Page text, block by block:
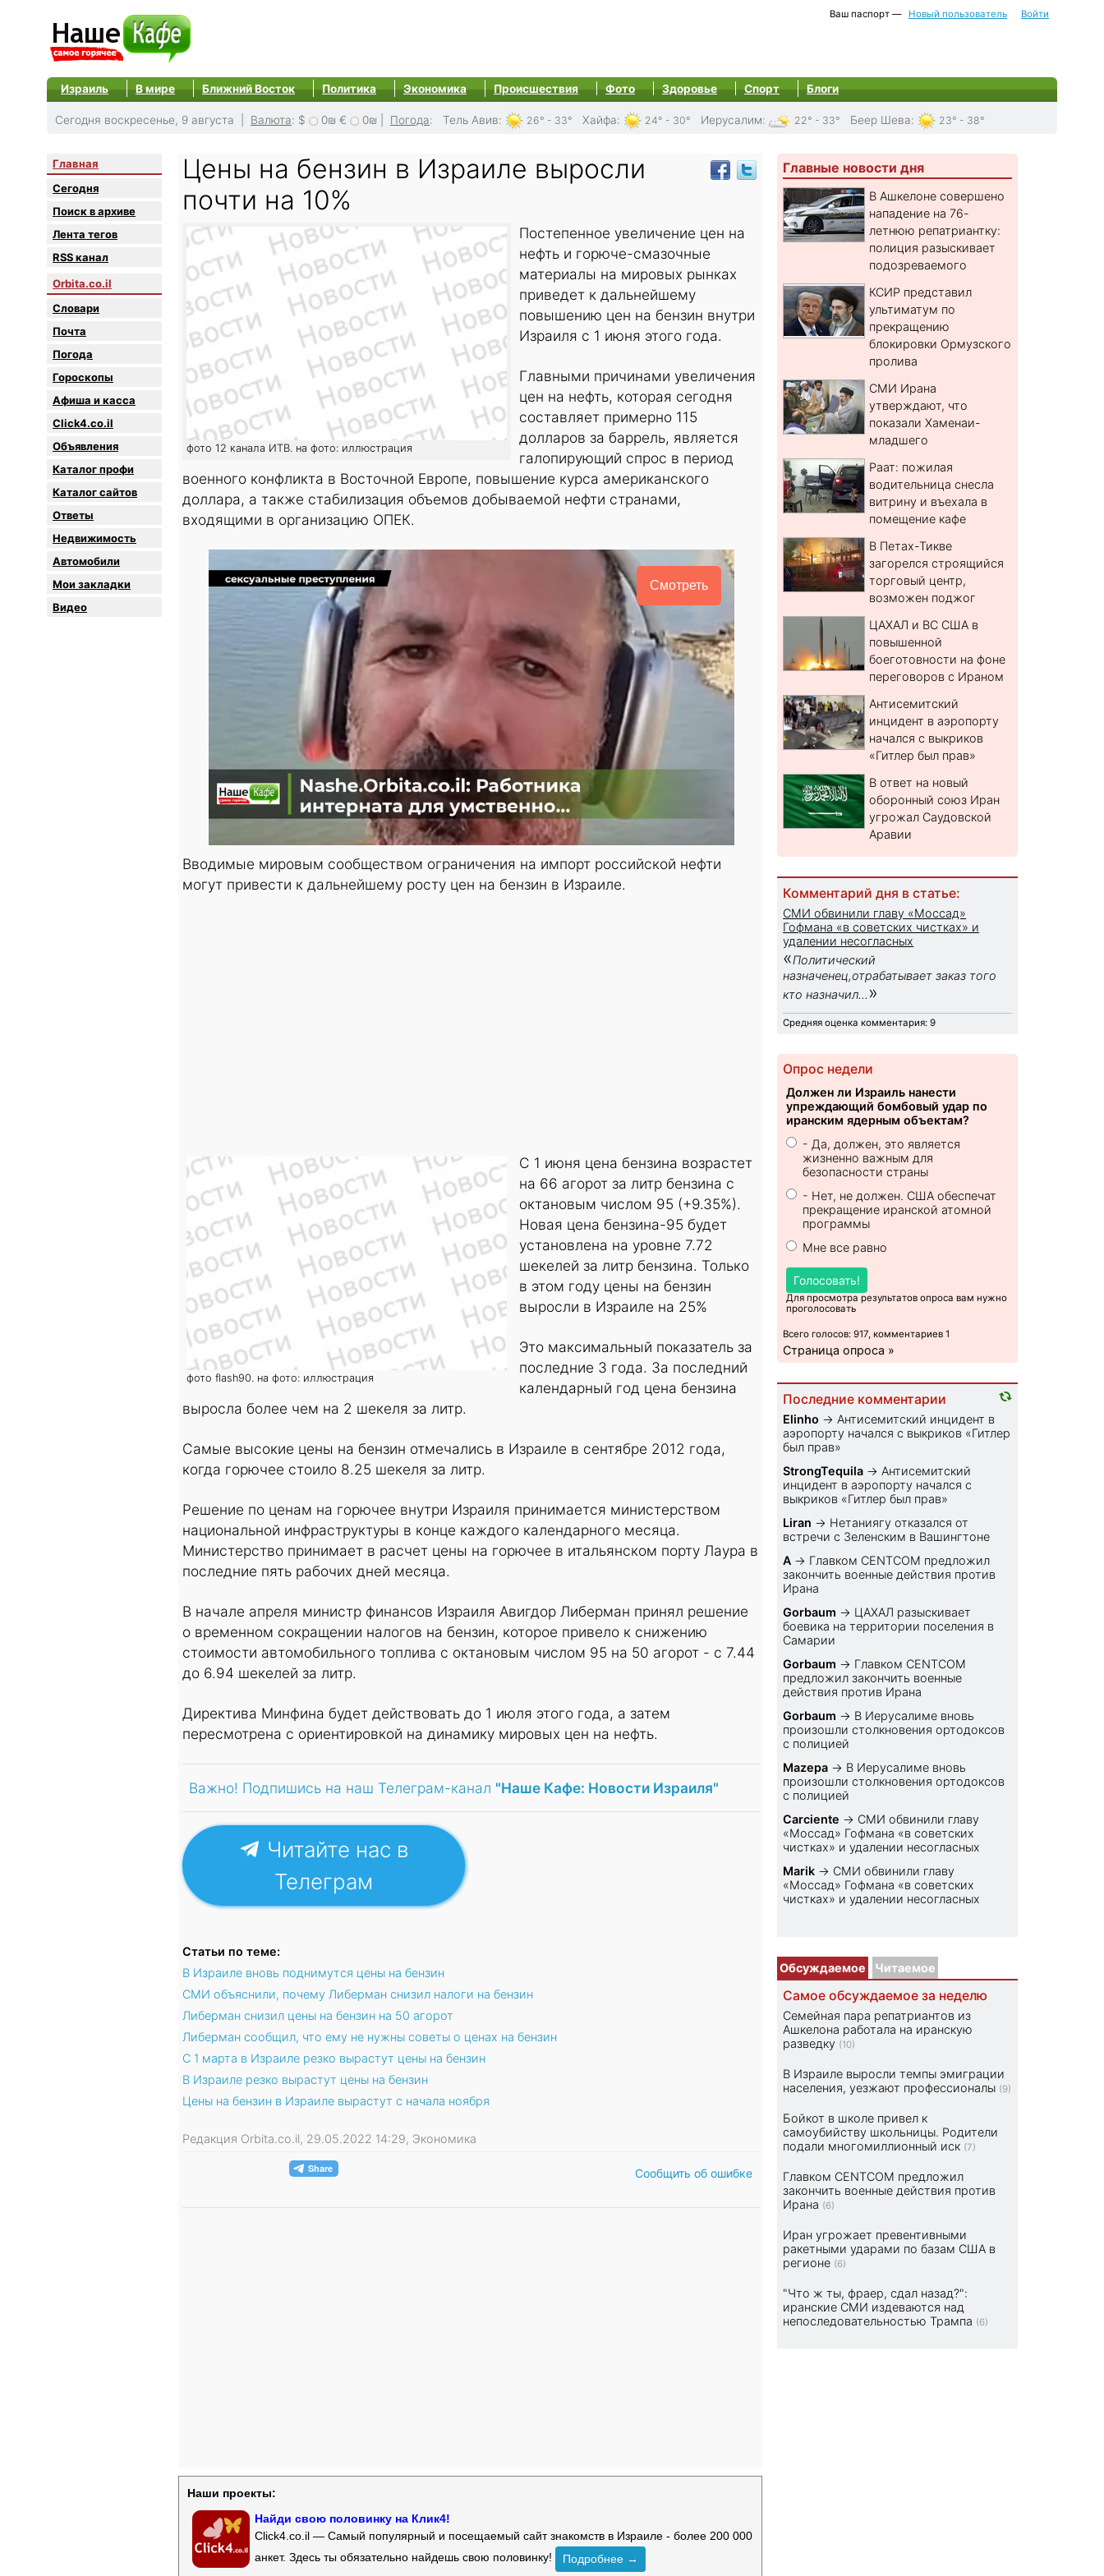
Ваш паспорт — Новый пользователь Войти
Израиль В мире Ближний Восток Политика Экономика Происшествия Фото Здоровье Спорт Блоги
Сегодня воскресенье, 9 августа | Валюта: $ 0₪ € 0₪ Погода: Тель Авив: 26° - 33° Хайфа: 24° - 30° Иерусалим: 22° - 33° Беер Шева: 23° - 38°
Главная
Сегодня
Поиск в архиве
Лента тегов
RSS канал
Orbita.co.il
Словари
Почта
Погода
Гороскопы
Афиша и касса
Click4.co.il
Объявления
Каталог профи
Каталог сайтов
Oтветы
Недвижимость
Автомобили
Мои закладки
Видео
Цены на бензин в Израиле выросли
почти на 10%
фото 12 канала ИТВ. на фото: иллюстрация
Постепенное увеличение цен на
нефть и горюче-смазочные
материалы на мировых рынках
приведет к дальнейшему
повышению цен на бензин внутри
Израиля с 1 июня этого года.
Главными причинами увеличения
цен на нефть, которая сегодня
составляет примерно 115
долларов за баррель, является
галопирующий спрос в период
военного конфликта в Восточной Европе, повышение курса американского
доллара, а также стабилизация объемов добываемой нефти странами,
входящими в организацию ОПЕК.
Смотреть
Вводимые мировым сообществом ограничения на импорт российской нефти
могут привести к дальнейшему росту цен на бензин в Израиле.
фото flash90. на фото: иллюстрация
С 1 июня цена бензина возрастет
на 66 агорот за литр бензина с
октановым числом 95 (+9.35%).
Новая цена бензина-95 будет
установлена на уровне 7.72
шекелей за литр бензина. Только
в этом году цены на бензин
выросли в Израиле на 25%
Это максимальный показатель за
последние 3 года. За последний
календарный год цена бензина
выросла более чем на 2 шекеля за литр.
Самые высокие цены на бензин отмечались в Израиле в сентябре 2012 года,
когда горючее стоило 8.25 шекеля за литр.
Решение по ценам на горючее внутри Израиля принимается министерством
национальной инфраструктуры в конце каждого календарного месяца.
Министерство принимает в расчет цены на горючее в итальянском порту Лаура в
последние пять рабочих дней месяца.
В начале апреля министр финансов Израиля Авигдор Либерман принял решение
о временном сокращении налогов на бензин, которое привело к снижению
стоимости автомобильного топлива с октановым числом 95 на 50 агорот - с 7.44
до 6.94 шекелей за литр.
Директива Минфина будет действовать до 1 июля этого года, а затем
пересмотрена с ориентировкой на динамику мировых цен на нефть.
Важно! Подпишись на наш Телеграм-канал "Наше Кафе: Новости Израиля"
Читайте нас в
Телеграм
Статьи по теме:
В Израиле вновь поднимутся цены на бензин
СМИ объяснили, почему Либерман снизил налоги на бензин
Либерман снизил цены на бензин на 50 агорот
Либерман сообщил, что ему не нужны советы о ценах на бензин
С 1 марта в Израиле резко вырастут цены на бензин
В Израиле резко вырастут цены на бензин
Цены на бензин в Израиле вырастут с начала ноября
Редакция Orbita.co.il, 29.05.2022 14:29, Экономика
Сообщить об ошибке
Наши проекты:
Найди свою половинку на Клик4!
Click4.co.il — Самый популярный и посещаемый сайт знакомств в Израиле - более 200 000
анкет. Здесь ты обязательно найдешь свою половинку!
Подробнее →
Главные новости дня
В Ашкелоне совершено
нападение на 76-
летнюю репатриантку:
полиция разыскивает
подозреваемого
КСИР представил
ультиматум по
прекращению
блокировки Ормузского
пролива
СМИ Ирана
утверждают, что
показали Хаменаи-
младшего
Раат: пожилая
водительница снесла
витрину и въехала в
помещение кафе
В Петах-Тикве
загорелся строящийся
торговый центр,
возможен поджог
ЦАХАЛ и ВС США в
повышенной
боеготовности на фоне
переговоров с Ираном
Антисемитский
инцидент в аэропорту
начался с выкриков
«Гитлер был прав»
В ответ на новый
оборонный союз Иран
угрожал Саудовской
Аравии
Комментарий дня в статье:
СМИ обвинили главу «Моссад»
Гофмана «в советских чистках» и
удалении несогласных
«Политический
назначенец,отрабатывает заказ того
кто назначил... »
Средняя оценка комментария: 9
Опрос недели
Должен ли Израиль нанести
упреждающий бомбовый удар по
иранским ядерным объектам?
- Да, должен, это является
жизненно важным для
безопасности страны
- Нет, не должен. США обеспечат
прекращение иранской атомной
программы
Мне все равно
Голосовать!
Для просмотра результатов опроса вам нужно
проголосовать
Всего голосов: 917, комментариев 1
Страница опроса »
Последние комментарии
Elinho → Антисемитский инцидент в
аэропорту начался с выкриков «Гитлер
был прав»
StrongTequila → Антисемитский
инцидент в аэропорту начался с
выкриков «Гитлер был прав»
Liran → Нетаниягу отказался от
встречи с Зеленским в Вашингтоне
A → Главком CENTCOM предложил
закончить военные действия против
Ирана
Gorbaum → ЦАХАЛ разыскивает
боевика на территории поселения в
Самарии
Gorbaum → Главком CENTCOM
предложил закончить военные
действия против Ирана
Gorbaum → В Иерусалиме вновь
произошли столкновения ортодоксов
с полицией
Mazepa → В Иерусалиме вновь
произошли столкновения ортодоксов
с полицией
Carciente → СМИ обвинили главу
«Моссад» Гофмана «в советских
чистках» и удалении несогласных
Marik → СМИ обвинили главу
«Моссад» Гофмана «в советских
чистках» и удалении несогласных
Обсуждаемое Читаемое
Самое обсуждаемое за неделю
Семейная пара репатриантов из
Ашкелона работала на иранскую
разведку (10)
В Израиле выросли темпы эмиграции
населения, уезжают профессионалы (9)
Бойкот в школе привел к
самоубийству школьницы. Родители
подали многомиллионный иск (7)
Главком CENTCOM предложил
закончить военные действия против
Ирана (6)
Иран угрожает превентивными
ракетными ударами по базам США в
регионе (6)
"Что ж ты, фраер, сдал назад?":
иранские СМИ издеваются над
непоследовательностью Трампа (6)